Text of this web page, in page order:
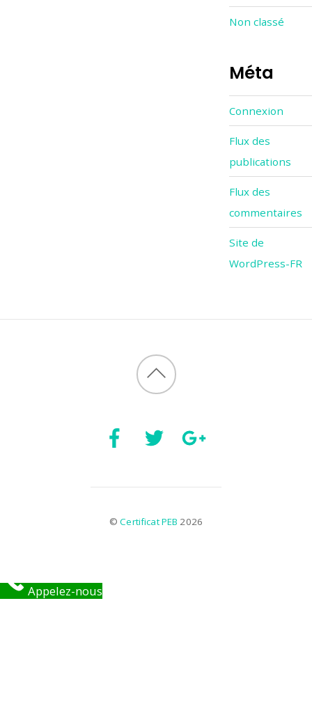
Non classé
Méta
Connexion
Flux des
publications
Flux des
commentaires
Site de
WordPress-FR
©Certificat PEB 2026
Appelez-nous